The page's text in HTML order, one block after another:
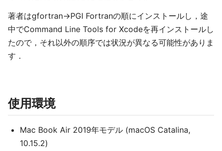
著者はgfortran→PGI Fortranの順にインストールし，途
中でCommand Line Tools for Xcodeを再インストールし
たので，それ以外の順序では状況が異なる可能性がありま
す．
使用環境
Mac Book Air 2019年モデル (macOS Catalina,
10.15.2)